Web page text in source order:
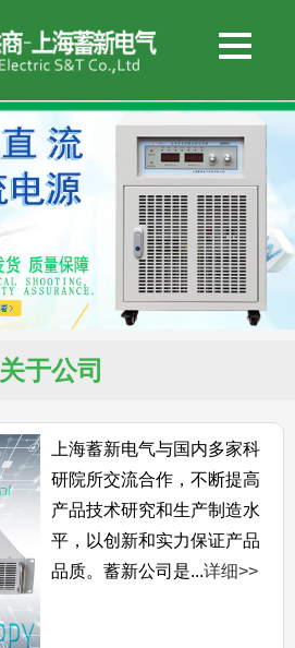
关于公司
上海蓄新电气与国内多家科
研院所交流合作，不断提高
产品技术研究和生产制造水
平，以创新和实力保证产品
品质。蓄新公司是...详细>>